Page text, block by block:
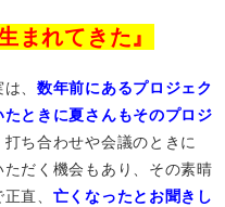
まれてきた』
、 数年前にあるプロジェク
ときに夏さんもそのプロジ
打ち合わせや会議のときに
だく機会もあり、その素晴
直、 亡くなったとお聞きし